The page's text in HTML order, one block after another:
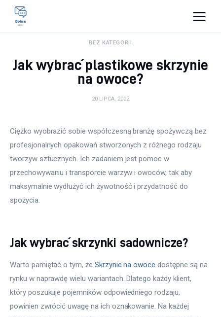
Lifestyle
Uroda
Więcej
BEZ KATEGORII
Jak wybrać plastikowe skrzynie
na owoce?
20 LIPCA, 2022
Ciężko wyobrazić sobie współczesną branżę spożywczą bez
profesjonalnych opakowań stworzonych z różnego rodzaju
tworzyw sztucznych. Ich zadaniem jest pomoc w
przechowywaniu i transporcie warzyw i owoców, tak aby
maksymalnie wydłużyć ich żywotność i przydatność do
spożycia.
Jak wybrać skrzynki sadownicze?
Warto pamiętać o tym, że Skrzynie na owoce dostępne są na
rynku w naprawdę wielu wariantach. Dlatego każdy klient,
który poszukuje pojemników odpowiedniego rodzaju,
powinien zwrócić uwagę na ich oznakowanie. Na każdej